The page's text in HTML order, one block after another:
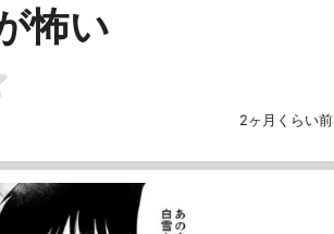
怖い
2ヶ月くらい前